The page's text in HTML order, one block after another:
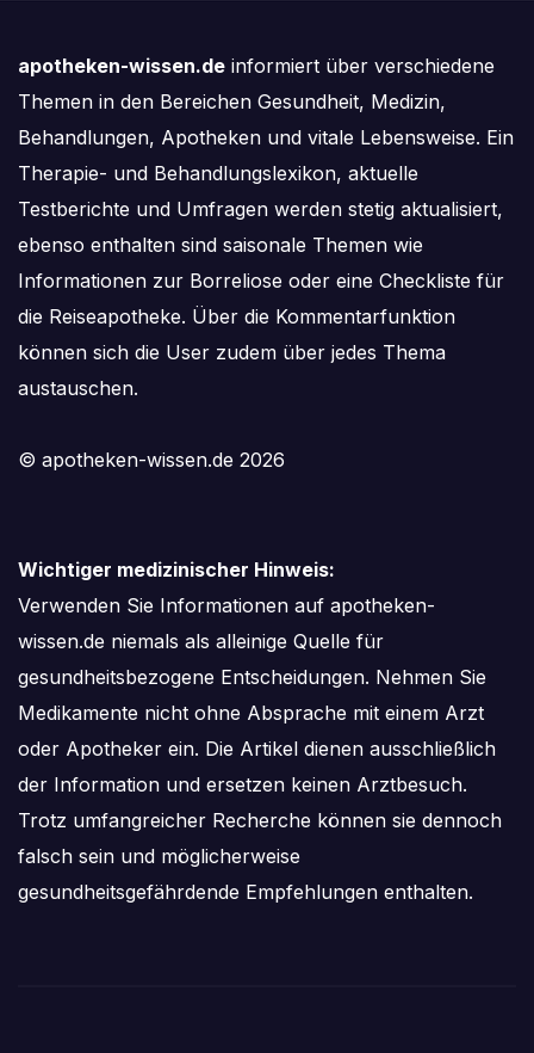
apotheken-wissen.de informiert über verschiedene
Themen in den Bereichen Gesundheit, Medizin,
Behandlungen, Apotheken und vitale Lebensweise. Ein
Therapie- und Behandlungslexikon, aktuelle
Testberichte und Umfragen werden stetig aktualisiert,
ebenso enthalten sind saisonale Themen wie
Informationen zur Borreliose oder eine Checkliste für
die Reiseapotheke. Über die Kommentarfunktion
können sich die User zudem über jedes Thema
austauschen.
© apotheken-wissen.de 2026
Wichtiger medizinischer Hinweis:
Verwenden Sie Informationen auf apotheken-
wissen.de niemals als alleinige Quelle für
gesundheitsbezogene Entscheidungen. Nehmen Sie
Medikamente nicht ohne Absprache mit einem Arzt
oder Apotheker ein. Die Artikel dienen ausschließlich
der Information und ersetzen keinen Arztbesuch.
Trotz umfangreicher Recherche können sie dennoch
falsch sein und möglicherweise
gesundheitsgefährdende Empfehlungen enthalten.